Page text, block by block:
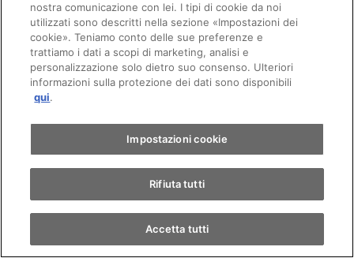
Appuntamento
Giro di prova
Trova un'auto
VENDITA
SERVIZIO
nostra comunicazione con lei. I tipi di cookie da noi
utilizzati sono descritti nella sezione «Impostazioni dei
cookie». Teniamo conto delle sue preferenze e
trattiamo i dati a scopi di marketing, analisi e
personalizzazione solo dietro suo consenso. Ulteriori
informazioni sulla protezione dei dati sono disponibili
qui.
Impostazioni cookie
Rifiuta tutti
Accetta tutti